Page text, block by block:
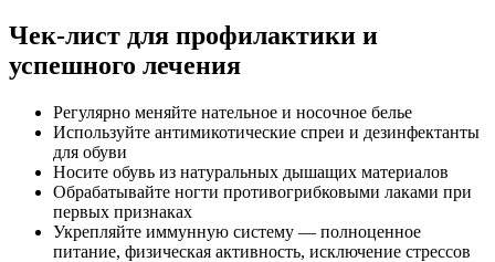
Чек-лист для профилактики и
успешного лечения
Регулярно меняйте нательное и носочное белье
Используйте антимикотические спреи и дезинфектанты
для обуви
Носите обувь из натуральных дышащих материалов
Обрабатывайте ногти противогрибковыми лаками при
первых признаках
Укрепляйте иммунную систему — полноценное
питание, физическая активность, исключение стрессов